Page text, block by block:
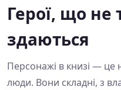
Герої, що не
здаються
Персонажі в книзі — це
люди. Вони складні, з